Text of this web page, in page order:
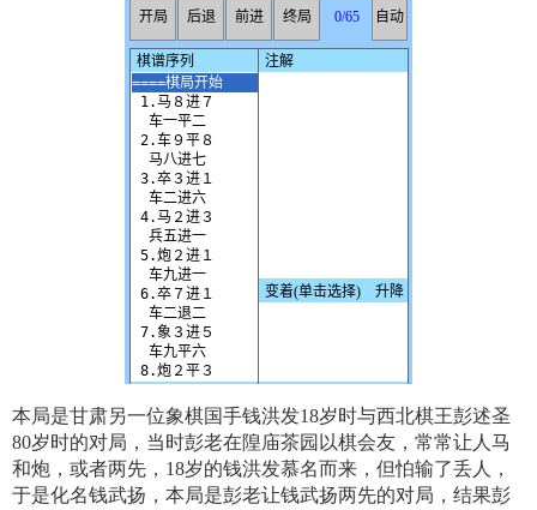
本局是甘肃另一位象棋国手钱洪发18岁时与西北棋王彭述圣
80岁时的对局，当时彭老在隍庙茶园以棋会友，常常让人马
和炮，或者两先，18岁的钱洪发慕名而来，但怕输了丢人，
于是化名钱武扬，本局是彭老让钱武扬两先的对局，结果彭